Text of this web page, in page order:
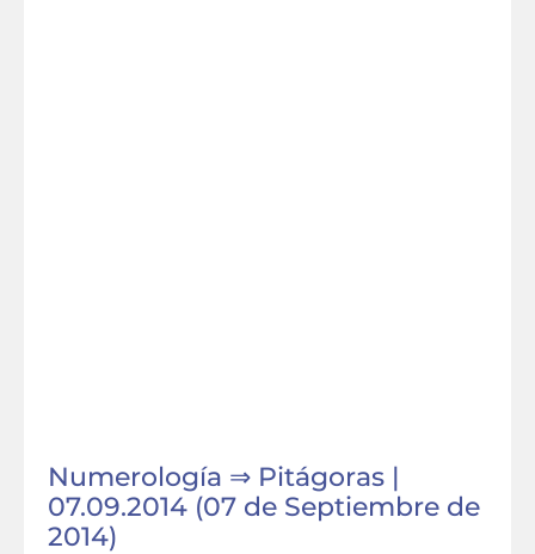
Numerología ⇒ Pitágoras |
07.09.2014 (07 de Septiembre de
2014)